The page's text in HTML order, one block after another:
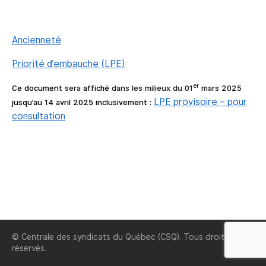
Ancienneté
Priorité d’embauche (LPE)
Ce document sera affiché dans les milieux du 01er mars 2025
jusqu’au 14 avril 2025 inclusivement : LPE provisoire – pour
consultation
© Centrale des syndicats du Québec (CSQ). Tous droits
réservés.